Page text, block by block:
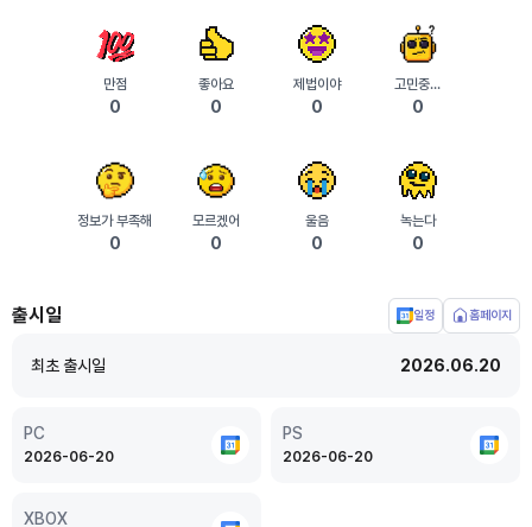
만점
0
좋아요
0
제법이야
0
고민중...
0
정보가 부족해
0
모르겠어
0
울음
0
녹는다
0
출시일 일정 홈페이지
출
시
최초 출시일 2026.06.20
PC
2026-06-20
PS
2026-06-20
XBOX